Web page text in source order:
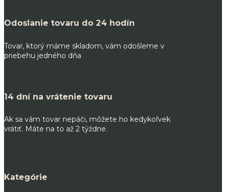
Odoslanie tovaru do 24 hodín
Tovar, ktorý máme skladom, vám odošleme v
priebehu jedného dňa
14 dní na vrátenie tovaru
Ak sa vám tovar nepáči, môžete ho kedykoľvek
vrátiť. Máte na to až 2 týždne.
Kategórie